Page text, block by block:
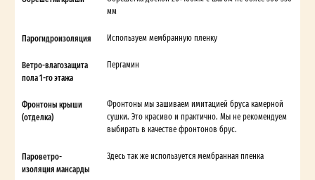
мм
Парогидроизоляция Используем мембранную пленку
Ветро-влагозащита
пола 1-го этажа
Пергамин
Фронтоны крыши
(отделка)
Фронтоны мы зашиваем имитацией бруса камерной
сушки. Это красиво и практично. Мы не рекомендуем
выбирать в качестве фронтонов брус.
Пароветро-
изоляция мансарды
Здесь так же используется мембранная пленка